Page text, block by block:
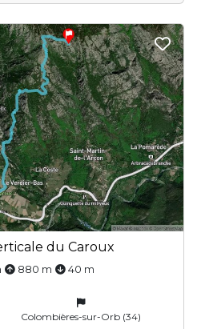
du Caroux
880 m 40 m
Colombières-sur-Orb (34)